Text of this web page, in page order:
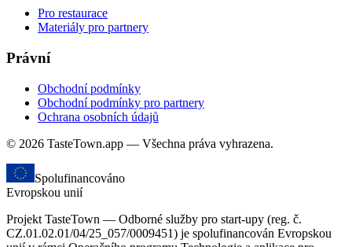
Pro restaurace
Materiály pro partnery
Právní
Obchodní podmínky
Obchodní podmínky pro partnery
Ochrana osobních údajů
© 2026 TasteTown.app — Všechna práva vyhrazena.
Spolufinancováno
Evropskou unií
Projekt TasteTown — Odborné služby pro start-upy (reg. č.
CZ.01.02.01/04/25_057/0009451) je spolufinancován Evropskou